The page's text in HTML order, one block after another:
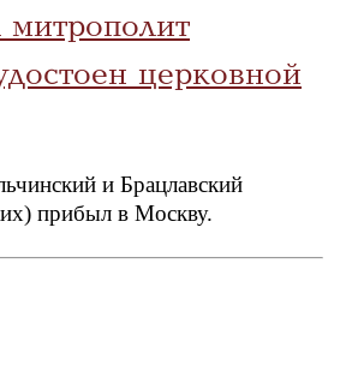
митрополит
церковной
и Брацлавский
прибыл в Москву.